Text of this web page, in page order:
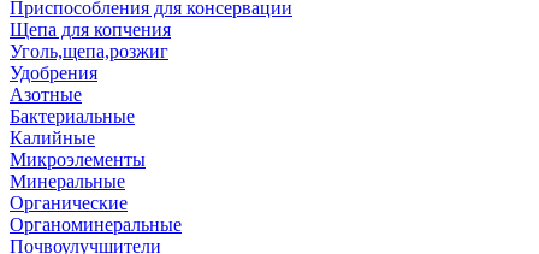
Приспособления для консервации
Щепа для копчения
Уголь,щепа,розжиг
Удобрения
Азотные
Бактериальные
Калийные
Микроэлементы
Минеральные
Органические
Органоминеральные
Почвоулучшители